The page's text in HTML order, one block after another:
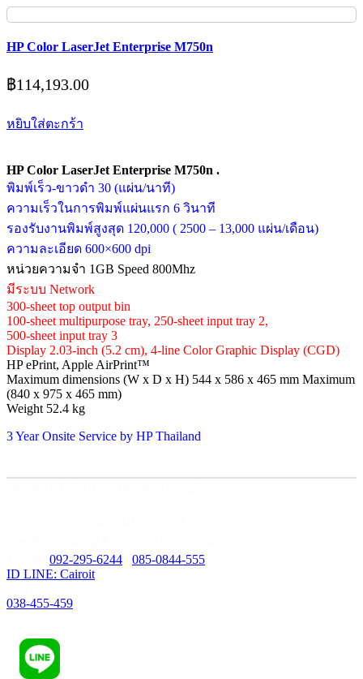
HP Color LaserJet Enterprise M750n
฿114,193.00
หยิบใส่ตะกร้า
HP Color LaserJet Enterprise M750n .
พิมพ์เร็ว-ขาวดำ 30 (แผ่น/นาที)
ความเร็วในการพิมพ์แผ่นแรก 6 วินาที
รองรับงานพิมพ์สูงสุด 120,000 ( 2500 – 13,000 แผ่น/เดือน)
ความละเอียด 600×600 dpi
หน่วยความจำ 1GB Speed 800Mhz
มีระบบ Network
300-sheet top output bin
100-sheet multipurpose tray, 250-sheet input tray 2,
500-sheet input tray 3
Display 2.03-inch (5.2 cm), 4-line Color Graphic Display (CGD)
HP ePrint, Apple AirPrint™
Maximum dimensions (W x D x H) 544 x 586 x 465 mm Maximum
(840 x 975 x 465 mm)
Weight 52.4 kg
3 Year Onsite Service by HP Thailand
092-295-6244
085-0844-555
ID LINE: Cairoit
038-455-459